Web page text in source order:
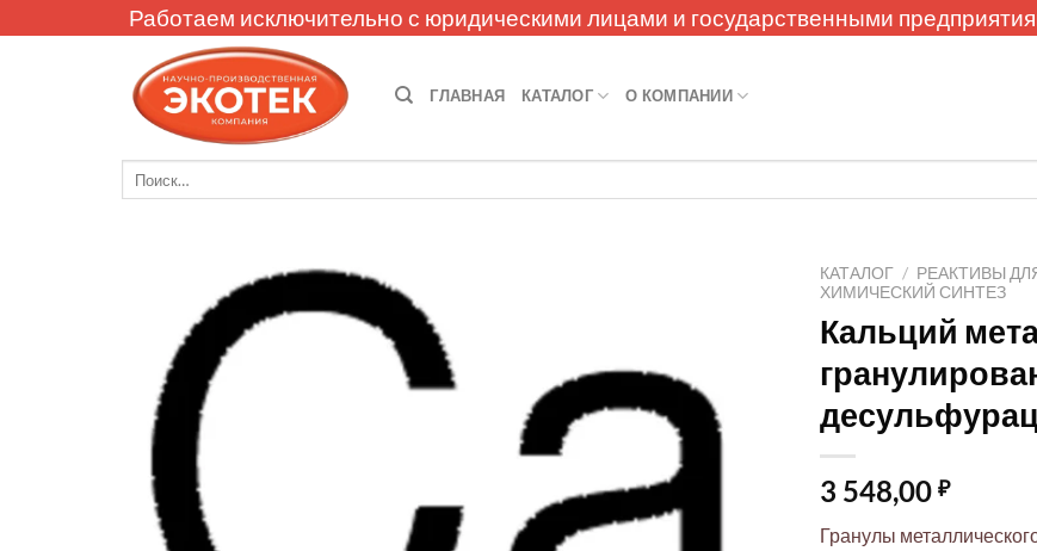
to
Работаем исключительно с юридическими лицами и государственными
ГЛАВНАЯ КАТАЛОГ О КОМПАНИИ
КАТАЛОГ / РЕАКТИВЫ
ХИМИЧЕСКИЙ СИНТЕЗ
Кальций
3 548,00 ₽
Гранулы